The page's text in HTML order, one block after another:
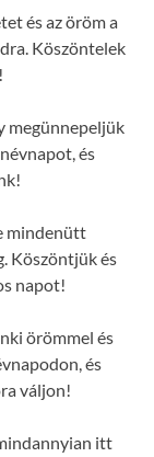
és az öröm a
Köszöntelek
megünnepeljük
és
mindenütt
Köszöntjük és
napot!
örömmel és
és
váljon!
itt